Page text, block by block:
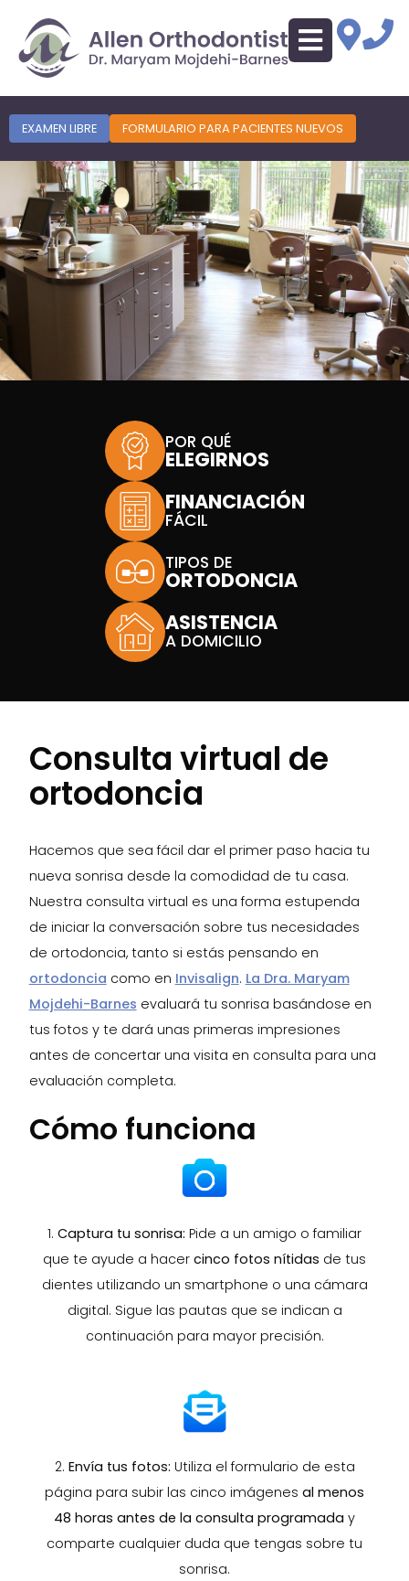
EXAMEN LIBRE FORMULARIO PARA PACIENTES NUEVOS
POR QUÉ
ELEGIRNOS
FINANCIACIÓN
FÁCIL
TIPOS DE
ORTODONCIA
ASISTENCIA
A DOMICILIO
Consulta virtual de
ortodoncia
Hacemos que sea fácil dar el primer paso hacia tu
nueva sonrisa desde la comodidad de tu casa.
Nuestra consulta virtual es una forma estupenda
de iniciar la conversación sobre tus necesidades
de ortodoncia, tanto si estás pensando en
ortodoncia como en Invisalign. La Dra. Maryam
Mojdehi-Barnes evaluará tu sonrisa basándose en
tus fotos y te dará unas primeras impresiones
antes de concertar una visita en consulta para una
evaluación completa.
Cómo funciona
1. Captura tu sonrisa: Pide a un amigo o familiar
que te ayude a hacer cinco fotos nítidas de tus
dientes utilizando un smartphone o una cámara
digital. Sigue las pautas que se indican a
continuación para mayor precisión.
2. Envía tus fotos: Utiliza el formulario de esta
página para subir las cinco imágenes al menos
48 horas antes de la consulta programada y
comparte cualquier duda que tengas sobre tu
sonrisa.